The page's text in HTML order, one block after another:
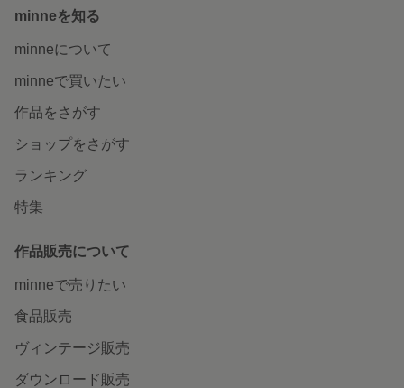
minneを知る
minneについて
minneで買いたい
作品をさがす
ショップをさがす
ランキング
特集
作品販売について
minneで売りたい
食品販売
ヴィンテージ販売
ダウンロード販売